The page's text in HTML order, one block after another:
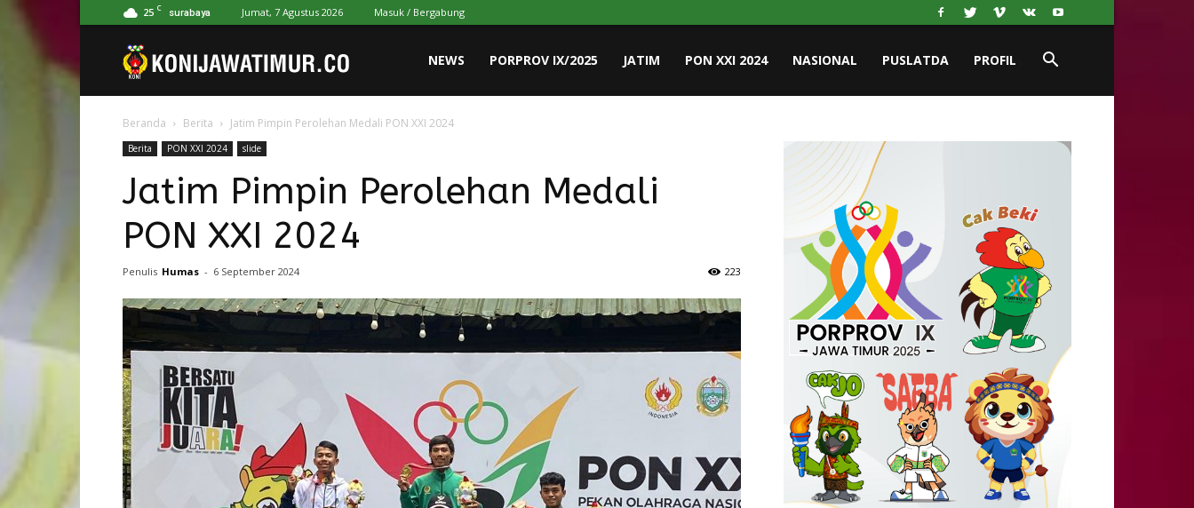
25 C surabaya Jumat, 7 Agustus 2026 Masuk / Bergabung
Jawa
Timur
NEWS PORPROV IX/2025 JATIM PON XXI 2024 NASIONAL PUSLATDA PROFIL
Beranda Berita Jatim Pimpin Perolehan Medali PON XXI 2024
Berita PON XXI 2024 slide
Jatim Pimpin Perolehan Medali
PON XXI 2024
Penulis Humas - 6 September 2024 223